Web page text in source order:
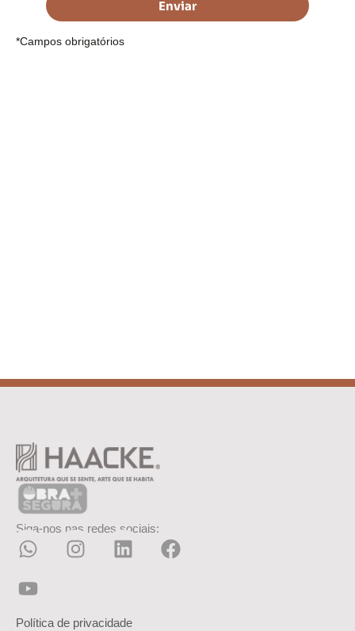
Enviar
*Campos obrigatórios
Siga-nos nas redes sociais:
Política de privacidade